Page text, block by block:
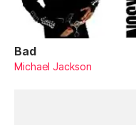
Bad
Michael Jackson